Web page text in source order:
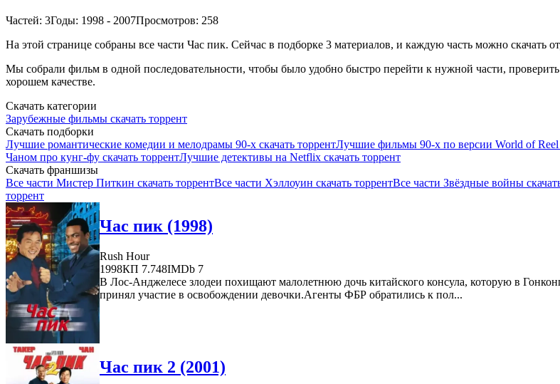
Частей: 3Годы: 1998 - 2007Просмотров: 258
На этой странице собраны все части Час пик. Сейчас в подборке 3 материалов, и каждую часть можно скачать
Мы собрали фильм в одной последовательности, чтобы было удобно быстро перейти к нужной части,
хорошем качестве.
Скачать категории
Зарубежные фильмы скачать торрент
Скачать подборки
Лучшие романтические комедии и мелодрамы 90-х скачать торрентЛучшие фильмы 90-х по версии World of Reel
Чаном про кунг-фу скачать торрентЛучшие детективы на Netflix скачать торрент
Скачать франшизы
Все части Мистер Питкин скачать торрентВсе части Хэллоуин скачать торрентВсе части Звёздные войны
торрент
Час пик (1998)
Rush Hour
1998КП 7.748IMDb 7
В Лос-Анджелесе злодеи похищают малолетнюю дочь китайского консула, которую в
принял участие в освобождении девочки.Агенты ФБР обратились к пол...
Час пик 2 (2001)